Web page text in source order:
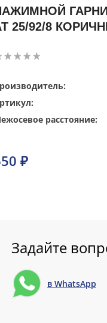
25/92/8
расстояние:
₽
Задайте
в WhatsApp